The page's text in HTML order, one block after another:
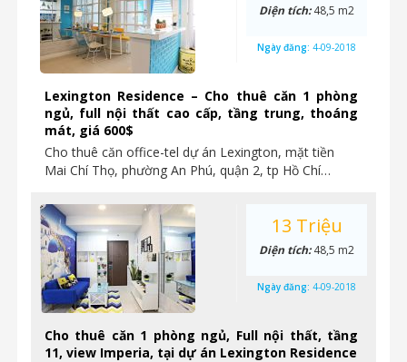
Lexington Residence – Cho thuê căn 1 phòng
ngủ, full nội thất cao cấp, tầng trung, thoáng
mát, giá 600$
Cho thuê căn office-tel dự án Lexington, mặt tiền
Mai Chí Thọ, phường An Phú, quận 2, tp Hồ Chí…
Diện tích:48,5 m2
Ngày đăng: 4-09-2018
Cho thuê căn 1 phòng ngủ, Full nội thất, tầng
11, view Imperia, tại dự án Lexington Residence
13 Triệu
Diện tích:48,5 m2
Ngày đăng: 4-09-2018